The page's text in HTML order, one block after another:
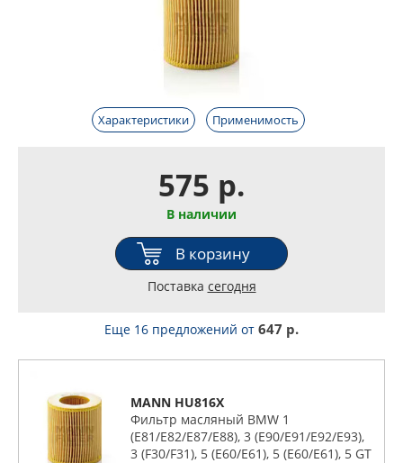
Характеристики Применимость
575 р.
В наличии
В корзину
Поставка сегодня
Еще 16 предложений от 647 р.
MANN HU816X
Фильтр масляный BMW 1
(E81/E82/E87/E88), 3 (E90/E91/E92/E93),
3 (F30/F31), 5 (E60/E61), 5 (E60/E61), 5 GT